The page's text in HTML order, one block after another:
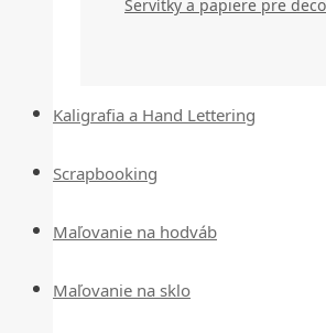
Servítky a papiere pre
Kaligrafia a Hand Lettering
Scrapbooking
Maľovanie na hodváb
Maľovanie na sklo